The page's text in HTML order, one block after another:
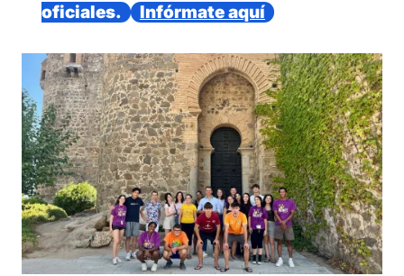
oficiales.
Infórmate aquí